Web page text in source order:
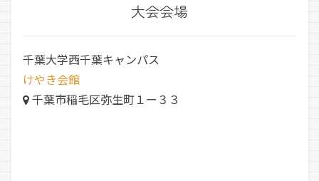
大会会場
千葉大学西千葉キャンパス
けやき会館
千葉市稲毛区弥生町１ー３３